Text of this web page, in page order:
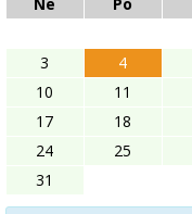
3
4
10
11
17
18
24
25
31